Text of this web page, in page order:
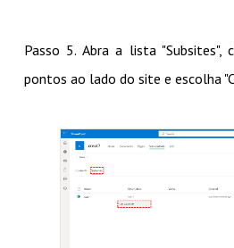
Passo 5. Abra a lista
pontos ao lado do site e escolha